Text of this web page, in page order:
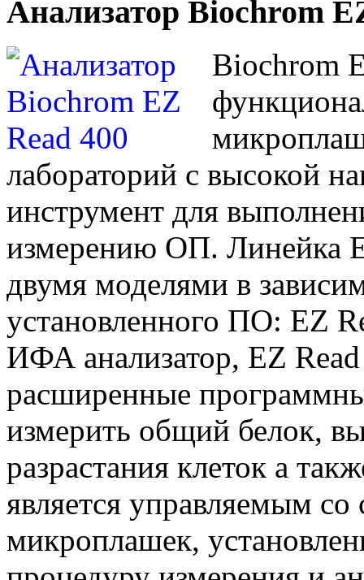
Анализатор Biochrom
Biochrom
лабораторий с высокой
инструмент для
измерению ОП. Линейка
двумя моделями в
установленного ПО: EZ
ИФА анализатор, EZ
расширенные
измерить общий белок,
разрастания клеток а
является управляемым
микроплашек,